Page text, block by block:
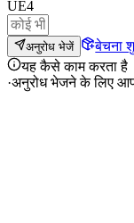
UE4
अनुरोध भेजें
बेचना
यह कैसे काम करता है
·अनुरोध भेजने के लिए